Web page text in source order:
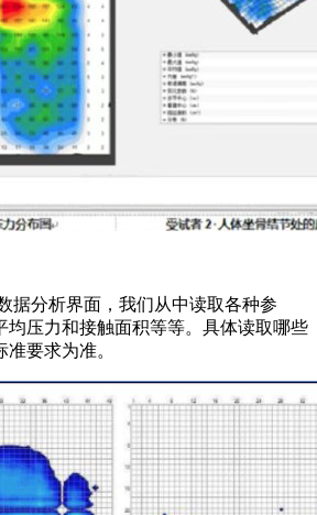
据分析界面，我们从中读取各种参
均压力和接触面积等等。具体读取哪些
要求为准。